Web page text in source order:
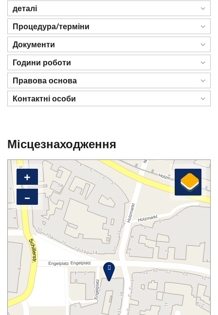
деталі
Процедура/терміни
Документи
Години роботи
Правова основа
Контактні особи
Місцезнаходження
+
–